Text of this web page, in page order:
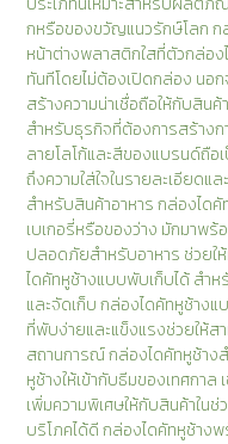
กหรือของขวัญแนวรักษ์โลก ก
หน้าต่างพลาสติกใสที่ตัวกล่อง
ทันทีโดยไม่ต้องเปิดกล่อง นอ
สร้างความน่าเชื่อถือให้กับสิ
สำหรับธุรกิจที่ต้องการสร้าง
ลายโลโก้และสีของแบรนด์ถือ
ถึงความใส่ใจในรายละเอียดแ
สำหรับสินค้าอาหาร กล่องได
เบเกอรี่หรือของว่าง มักมาพ
ปลอดภัยสำหรับอาหาร ช่วยใ
ไดคัทหูช้างแบบพับเก็บได้ สำ
และจัดเก็บ กล่องไดคัทหูช้างแ
ที่พับง่ายและแข็งแรงช่วยให้ส
สถานการณ์ กล่องไดคัทหูช้าง
หูช้างให้เข้ากับธีมของเทศกาล
เพิ่มความพิเศษให้กับสินค้าใน
บริโภคได้ดี กล่องไดคัทหูช้าง